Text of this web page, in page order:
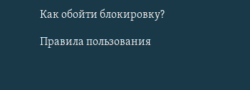
Как обойти блокировку?
Правила пользования